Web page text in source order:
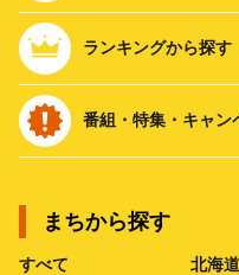
ランキングから探す
番組・特集・キャン
まちから探す
すべて 北海道